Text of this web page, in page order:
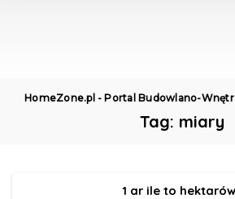
HomeZone.pl - Portal Budowlano-
Tag: miary
1 ar ile to